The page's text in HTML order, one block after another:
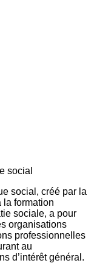
social, créé par la
la formation
sociale, a pour
organisations
professionnelles
au
d’intérêt général.